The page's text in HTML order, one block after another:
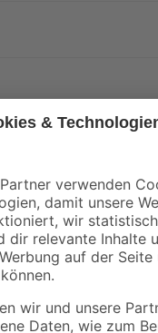
Angebote und Aktionen